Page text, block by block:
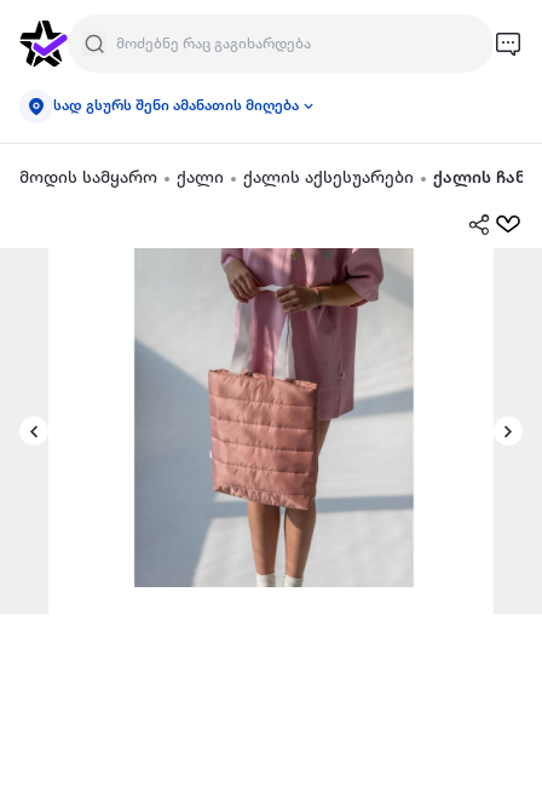
სად გსურს შენი ამანათის მიღება
მოდის სამყარო ქალი ქალის აქსესუარები ქალის